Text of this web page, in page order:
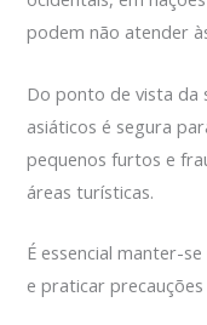
podem não atender
Do ponto de vista da
asiáticos é segura
pequenos furtos e
áreas turísticas.
É essencial manter-
e praticar